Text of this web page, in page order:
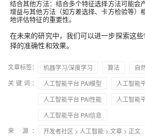
结合其他方法：结合多个特征选择方法可能会
增益与其他方法（如方差选择、卡方检验等）
地评估特征的重要性。
在未来的研究中，我们可以进一步探索这
择的准确性和效果。
文章标签： 机器学习/深度学习 算法
自
关键词：
人工智能平台 PAI模型
人工智能
人工智能平台 PAI性能
人工智能
人工智能平台 PAI信息
来 源：
开发者社区 > 人工智能 > 文章 > 正文